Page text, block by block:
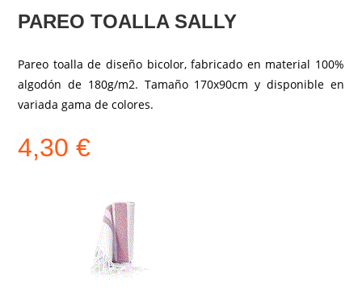
PAREO TOALLA SALLY
Pareo toalla de diseño bicolor, fabricado en material 100%
algodón de 180g/m2. Tamaño 170x90cm y disponible en
variada gama de colores.
4,30€